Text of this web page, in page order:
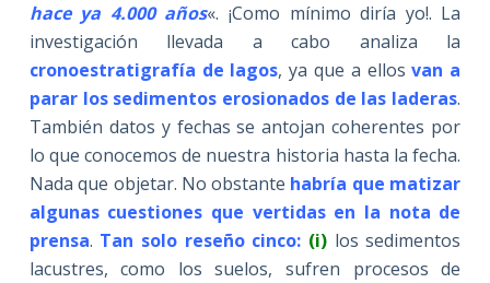
hace ya 4.000 años«. ¡Como mínimo diría yo!. La
investigación llevada a cabo analiza la
cronoestratigrafía de lagos, ya que a ellosvan a
parar los sedimentos erosionados de las laderas.
También datos y fechas se antojan coherentes por
lo que conocemos de nuestra historia hasta la fecha.
Nada que objetar. No obstante habría que matizar
algunas cuestiones que vertidas en la nota de
prensa. Tan solo reseño cinco: (i)los sedimentos
lacustres, como los suelos, sufren procesos de